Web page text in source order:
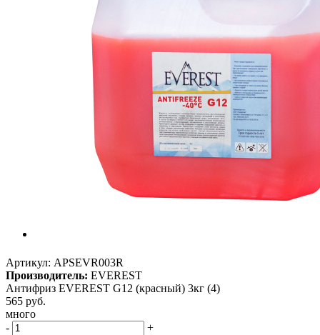
Артикул: APSEVR003R
Производитель: EVEREST
Антифриз EVEREST G12 (красный) 3кг (4)
565 руб.
много
-
+